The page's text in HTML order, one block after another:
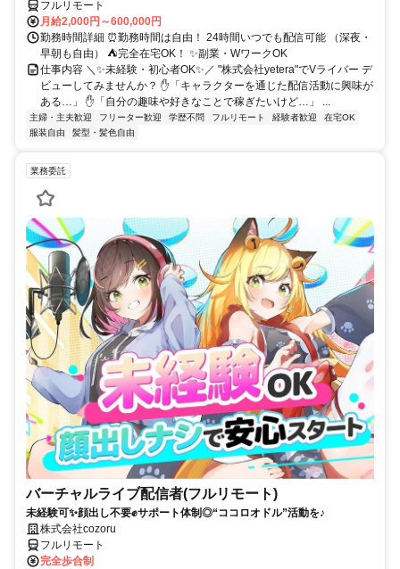
フルリモート
月給2,000円～600,000円
勤務時間詳細 ⏰勤務時間は自由！ 24時間いつでも配信可能 （深夜・
早朝も自由） ⛺完全在宅OK！ ✨副業・WワークOK
仕事内容 ＼✨未経験・初心者OK✨／ "株式会社yetera"でVライバー デ
ビューしてみませんか？ ✋「キャラクターを通じた配信活動に興味が
ある…」 ✋「自分の趣味や好きなことで稼ぎたいけど…」 ...
主婦・主夫歓迎 フリーター歓迎 学歴不問 フルリモート 経験者歓迎
在宅OK
服装自由
髪型・髪色自由
業務委託
バーチャルライブ配信者(フルリモート)
未経験可✨顔出し不要✊サポート体制◎“ココロオドル”活動を♪
株式会社cozoru
フルリモート
完全歩合制